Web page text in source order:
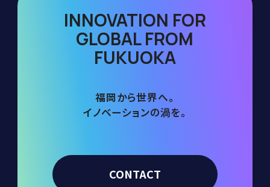
INNOVATION FOR
GLOBAL FROM
FUKUOKA
福岡から世界へ。
イノベーションの渦を。
CONTACT